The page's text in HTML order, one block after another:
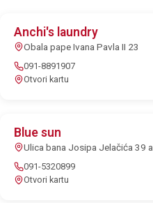
Anchi's laundry
Obala pape Ivana Pavla II 23
091-8891907
Otvori kartu
Blue sun
Ulica bana Josipa Jelačića 39 a
091-5320899
Otvori kartu